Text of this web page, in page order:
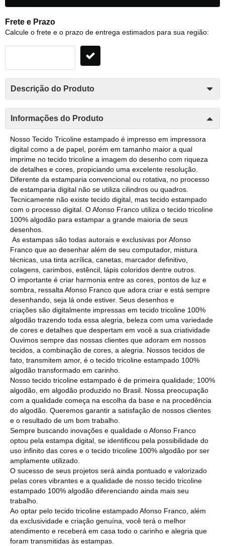
Frete e Prazo
Calcule o frete e o prazo de entrega estimados para sua região:
Descrição do Produto
Informações do Produto
Nosso Tecido Tricoline estampado é impresso em impressora
digital como a de papel, porém em tamanho maior a qual
imprime no tecido tricoline a imagem do desenho com riqueza
de detalhes e cores, propiciando uma excelente resolução.
Diferente da estamparia convencional ou rotativa, no processo
de estamparia digital não se utiliza cilindros ou quadros.
Tecnicamente não existe tecido digital, mas tecido estampado
com o processo digital. O Afonso Franco utiliza o tecido tricoline
100% algodão para estampar a grande maioria de seus
desenhos.
As estampas são todas autorais e exclusivas por Afonso
Franco que ao desenhar além de seu computador, mistura
técnicas, usa tinta acrílica, canetas, marcador definitivo,
colagens, carimbos, estêncil, lápis coloridos dentre outros.
O importante é criar harmonia entre as cores, pontos de luz e
sombra, ressalta Afonso Franco que adora criar e está sempre
desenhando, seja lá onde estiver. Seus desenhos e
criações são digitalmente impressas em tecido tricoline 100%
algodão trazendo toda essa alegria, beleza com uma variedade
de cores e detalhes que despertam em você a sua criatividade
Ouvimos sempre das nossas clientes que adoram em nossos
tecidos, a combinação de cores, a alegria. Nossos tecidos de
fato, transmitem amor, é o tecido tricoline estampado 100%
algodão transformado em carinho.
Nosso tecido tricoline estampado é de primeira qualidade; 100%
algodão, em algodão produzido no Brasil. Nossa preocupação
com a qualidade começa na escolha da base e na procedência
do algodão. Queremos garantir a satisfação de nossos clientes
e o resultado de um bom trabalho.
Sempre buscando inovações e qualidade o Afonso Franco
optou pela estampa digital, se identificou pela possibilidade do
uso infinito das cores e o tecido tricoline 100% algodão por ser
amplamente utilizado.
O sucesso de seus projetos será ainda pontuado e valorizado
pelas cores vibrantes e a qualidade de nosso tecido tricoline
estampado 100% algodão diferenciando ainda mais seu
trabalho.
Ao optar pelo tecido tricoline estampado Afonso Franco, além
da exclusividade e criação genuína, você terá o melhor
atendimento e receberá em casa todo o carinho e alegria que
foram transmitidas às estampas.